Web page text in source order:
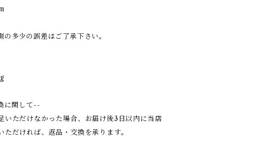
多少の誤差はご了承下さい。
に関して--
いただけなかった場合、お届け後3日以内に当店
ただければ、返品・交換を承ります。